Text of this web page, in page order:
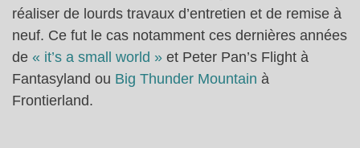
réaliser de lourds travaux d’entretien et de remise à
neuf. Ce fut le cas notamment ces dernières années
de « it’s a small world » et Peter Pan’s Flight à
Fantasyland ou Big Thunder Mountain à
Frontierland.